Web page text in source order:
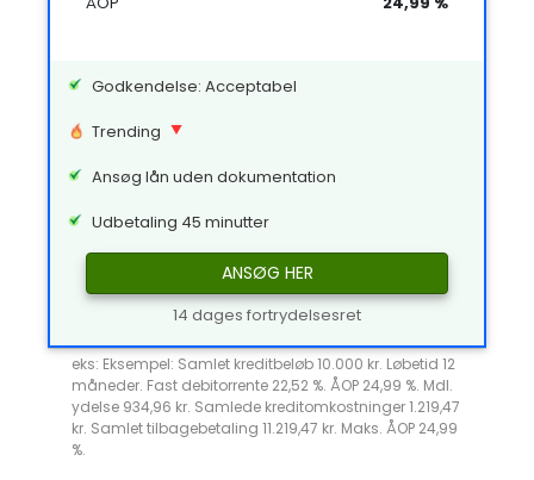
Godkendelse: Acceptabel
Trending
Ansøg lån uden dokumentation
Udbetaling 45 minutter
ANSØG HER
14 dages fortrydelsesret
eks: Eksempel: Samlet kreditbeløb 10.000 kr. Løbetid 12
måneder. Fast debitorrente 22,52 %. ÅOP 24,99 %. Mdl.
ydelse 934,96 kr. Samlede kreditomkostninger 1.219,47
kr. Samlet tilbagebetaling 11.219,47 kr. Maks. ÅOP 24,99
%.